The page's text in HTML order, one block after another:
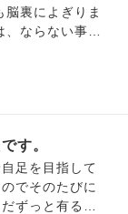
に入院中大好き
が、ここで死ぬ
うな感じで飛び
に生きているこ
いにできないと
自分が堕落して
ません。なのに
きないとわかっ
んなちゃんとし
生きていること
は生きられない
言う可能性
で疑問
でしょうか？
す。
足を目指して